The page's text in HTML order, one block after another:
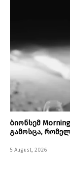
ბიონსემ
გამოსცა,
5 August, 2026